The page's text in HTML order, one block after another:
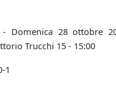
- Domenica 28 ottobre
Trucchi 15 - 15:00
1